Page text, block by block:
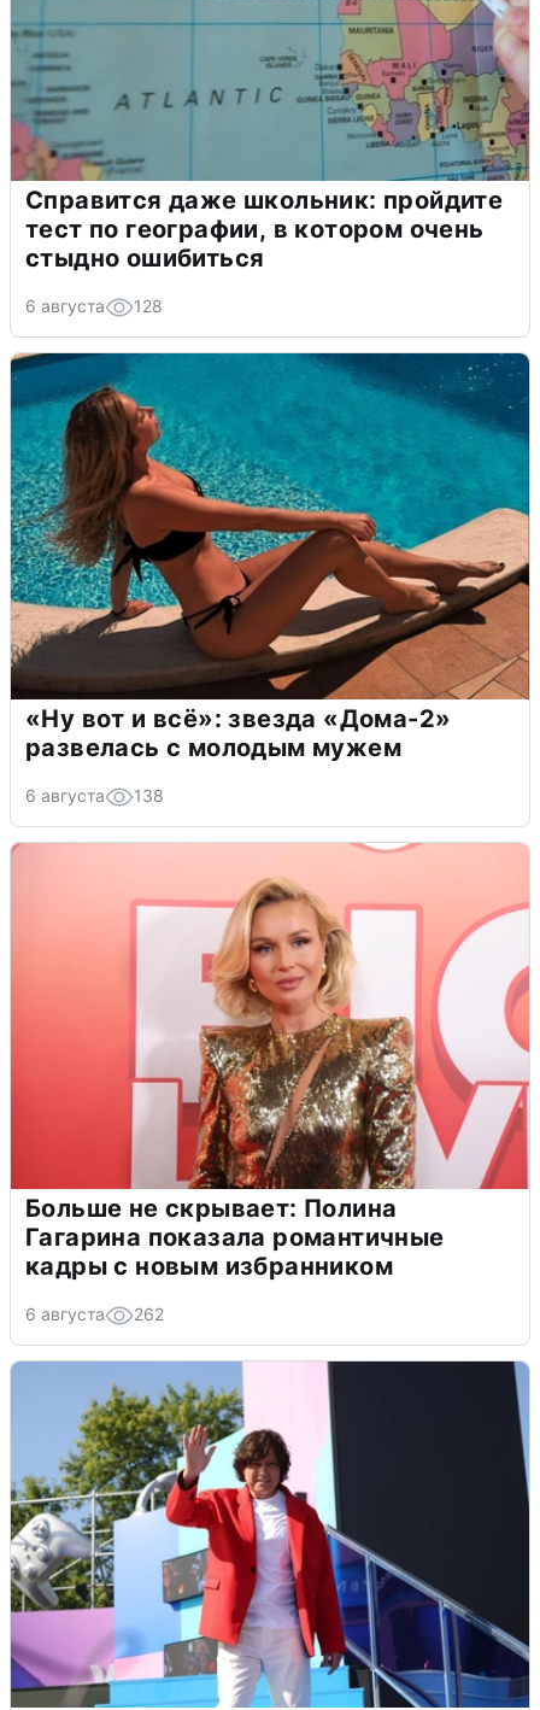
Справится даже школьник: пройдите
тест по географии, в котором очень
стыдно ошибиться
6 августа 128
«Ну вот и всё»: звезда «Дома-2»
развелась с молодым мужем
6 августа 138
Больше не скрывает: Полина
Гагарина показала романтичные
кадры с новым избранником
6 августа 262